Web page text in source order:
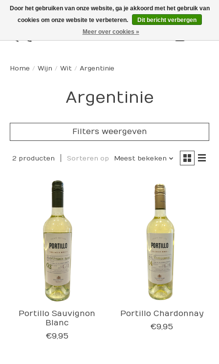
Home / Wijn / Wit / Argentinie
Argentinie
Filters weergeven
2 producten Sorteren op Meest bekeken
Portillo Sauvignon
Blanc
€9,95
Portillo Chardonnay
€9,95
Door het gebruiken van onze website, ga je akkoord met het gebruik van
cookies om onze website te verbeteren.
Dit bericht verbergen
Meer over cookies »